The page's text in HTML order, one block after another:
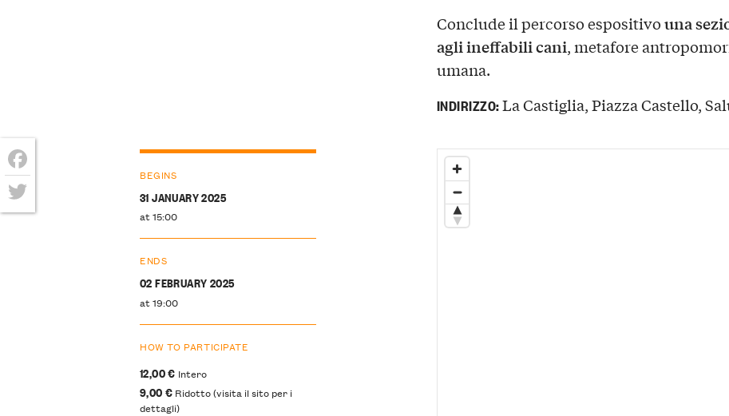
Conclude il percorso espositivouna
agli ineffabili cani, metafore
umana.
BEGINS
31 JANUARY 2025
at 15:00
ENDS
02 FEBRUARY 2025
at 19:00
HOW TO PARTICIPATE
12,00 € Intero
9,00 € Ridotto (visita il sito per i
dettagli)
INDIRIZZO:La Castiglia, Piazza Castello,
Facebook
Twitter